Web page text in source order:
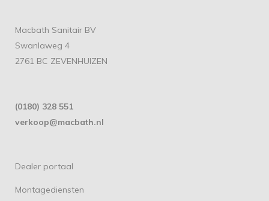
Macbath Sanitair BV
Swanlaweg 4
2761 BC ZEVENHUIZEN
(0180) 328 551
verkoop@macbath.nl
Dealer portaal
Montagediensten